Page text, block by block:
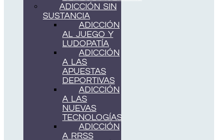
ADICCIÓN SIN
SUSTANCIA
ADICCIÓN
AL JUEGO Y
LUDOPATÍA
ADICCIÓN
A LAS
APUESTAS
DEPORTIVAS
ADICCIÓN
A LAS
NUEVAS
TECNOLOGÍAS
ADICCIÓN
A RRSS